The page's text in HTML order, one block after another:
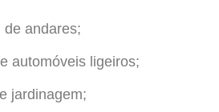
andares;
ligeiros;